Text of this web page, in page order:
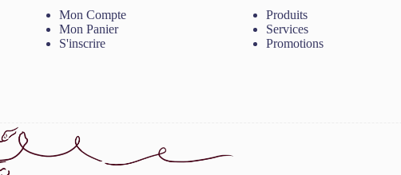
Mon Compte
Mon Panier
S'inscrire
Produits
Services
Promotions